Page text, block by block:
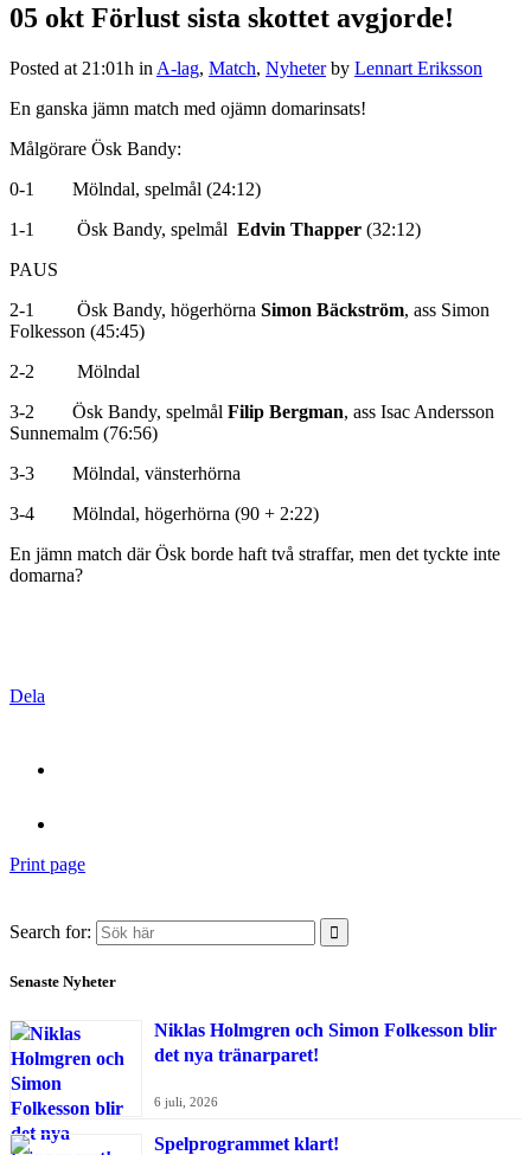
05 okt Förlust sista skottet avgjorde!
Posted at 21:01h in A-lag, Match, Nyheter by Lennart Eriksson
En ganska jämn match med ojämn domarinsats!
Målgörare Ösk Bandy:
0-1 Mölndal, spelmål (24:12)
1-1 Ösk Bandy, spelmål Edvin Thapper (32:12)
PAUS
2-1 Ösk Bandy, högerhörna Simon Bäckström, ass Simon
Folkesson (45:45)
2-2 Mölndal
3-2 Ösk Bandy, spelmål Filip Bergman, ass Isac Andersson
Sunnemalm (76:56)
3-3 Mölndal, vänsterhörna
3-4 Mölndal, högerhörna (90 + 2:22)
En jämn match där Ösk borde haft två straffar, men det tyckte inte
domarna?
Dela
Print page
Search for:
Senaste Nyheter
Niklas Holmgren och Simon Folkesson blir
det nya tränarparet!
6 juli, 2026
Spelprogrammet klart!